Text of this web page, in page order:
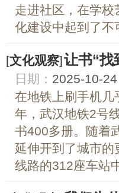
走进社区，在学
化建设中起到了不
[文化观察]让书“找
日期： 2025-10-24
在地铁上刷手机几
年，武汉地铁2号
书400多册。随着
延伸开到了城市
线路的312座车站